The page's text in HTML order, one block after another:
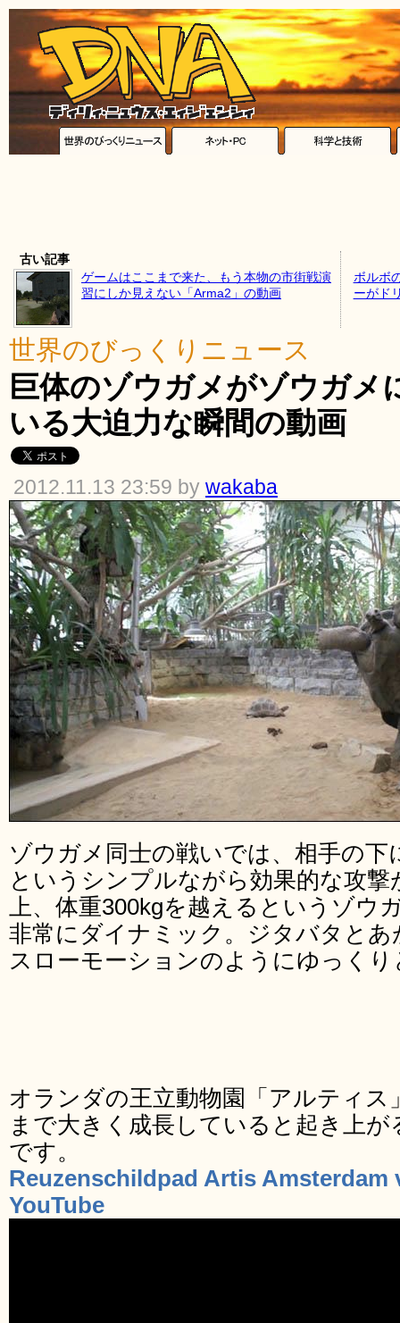
古い記事
ゲームはここまで来た、もう本物の市街戦演
習にしか見えない「Arma2」の動画
ボルボ
ーがド
世界のびっくりニュース
巨体のゾウガメがゾウガメ
いる大迫力な瞬間の動画
2012.11.13 23:59 by wakaba
ゾウガメ同士の戦いでは、相手の
というシンプルながら効果的な攻
上、体重300kgを越えるというゾウ
非常にダイナミック。ジタバタと
スローモーションのようにゆっく
オランダの王立動物園「アルティ
まで大きく成長していると起き上
です。
Reuzenschildpad Artis Amsterdam
YouTube